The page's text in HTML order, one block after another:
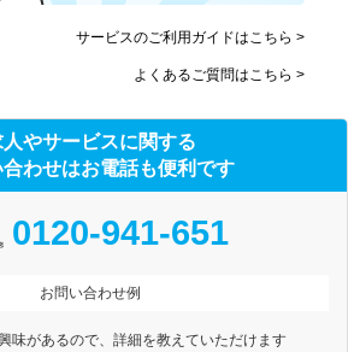
サービスのご利用ガイドはこちら >
よくあるご質問はこちら >
人やサービスに関する
合わせはお電話も便利です
0120-941-651
お問い合わせ例
味があるので、詳細を教えていただけます